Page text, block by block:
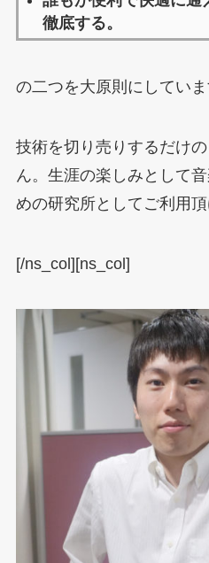
徹底する。
の二つを大原則にしていま
技術を切り売りするだけ
ん。生涯の楽しみとして
めの研究所としてご利用頂
[/ns_col][ns_col]